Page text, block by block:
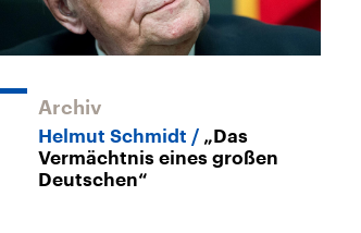
Archiv
Helmut Schmidt
„Das
Vermächtnis eines großen
Deutschen“